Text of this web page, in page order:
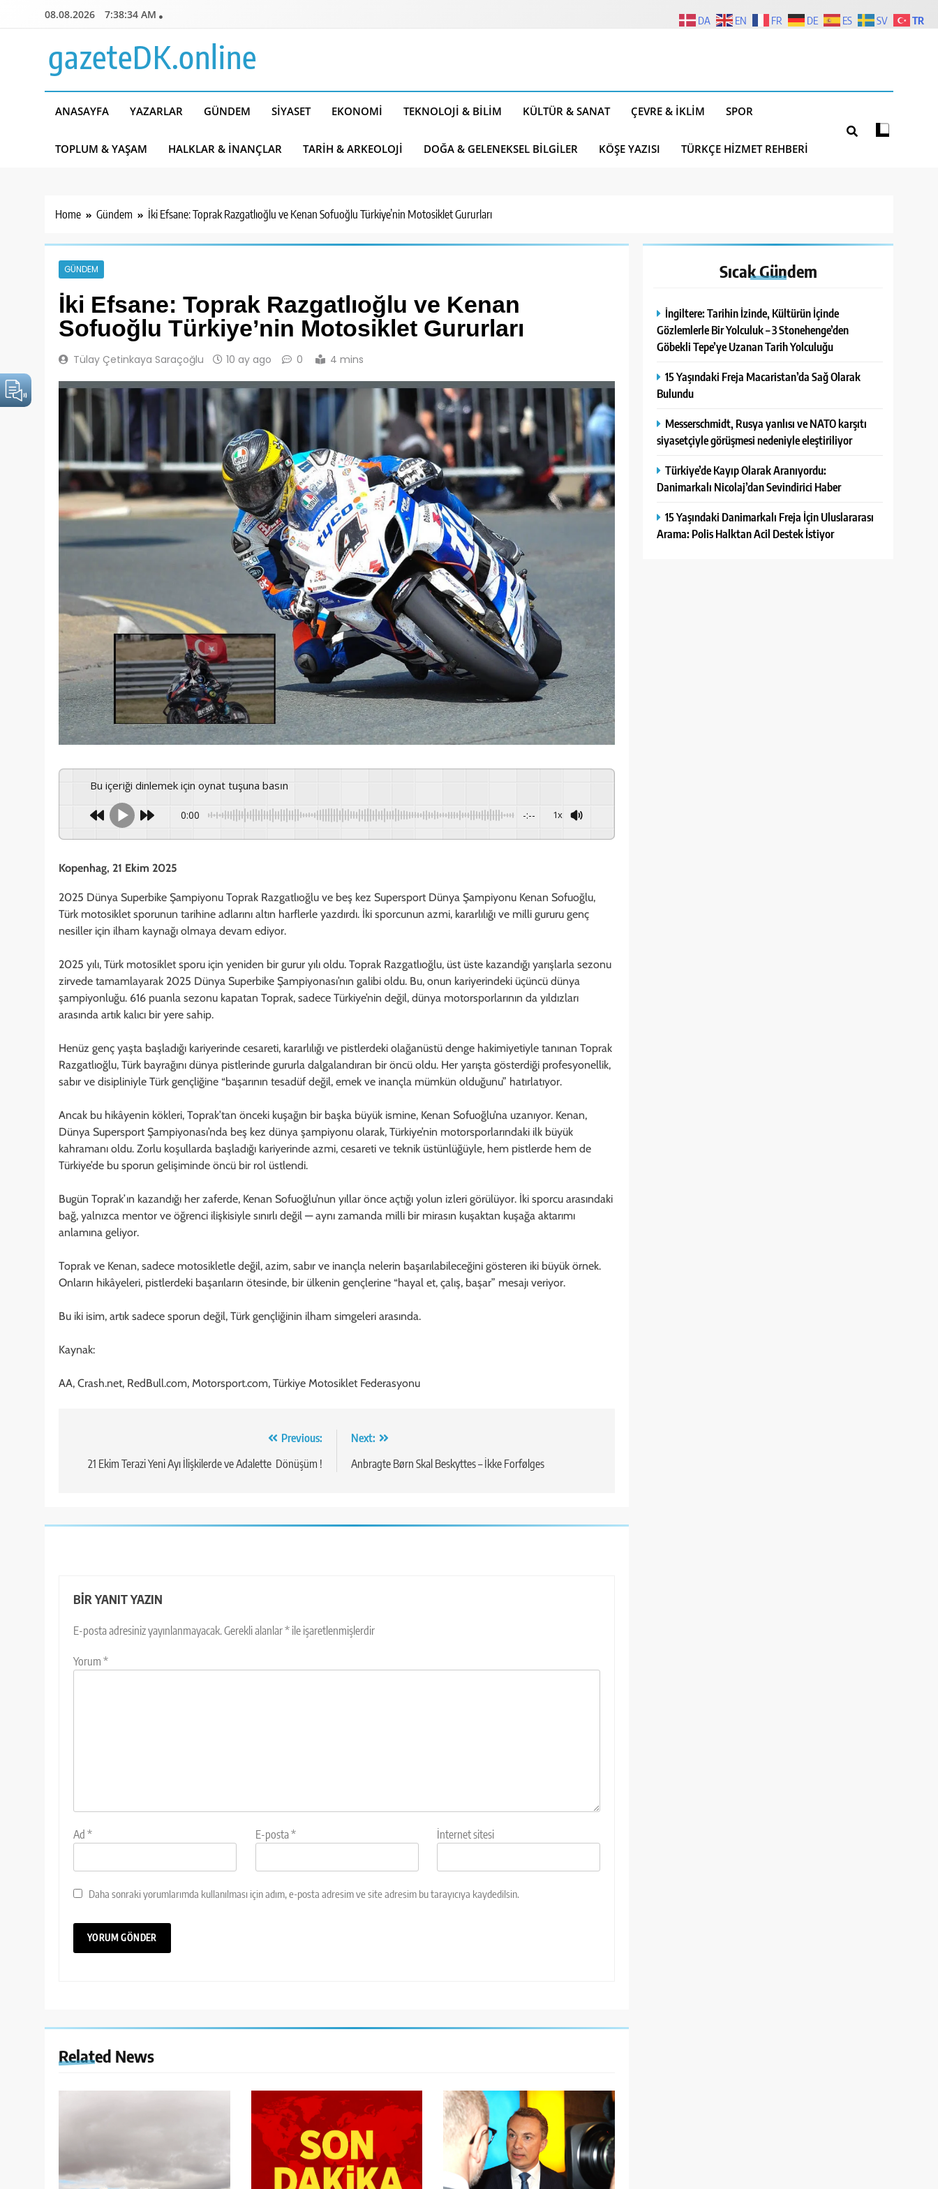
08.08.2026 7:38:35 AM
gazeteDK.online
ANASAYFA YAZARLAR GÜNDEM SIYASET EKONOMI TEKNOLOJI & BILIM KÜLTÜR & SANAT ÇEVRE & İKLIM SPOR
TOPLUM & YAŞAM HALKLAR & İNANÇLAR TARIH & ARKEOLOJI DOĞA & GELENEKSEL BILGILER KÖŞE YAZISI TÜRKÇE HIZMET REHBERI
Home Gündem İki Efsane: Toprak Razgatlıoğlu ve Kenan Sofuoğlu Türkiye’nin Motosiklet Gururları
GÜNDEM
İki Efsane: Toprak Razgatlıoğlu ve Kenan
Sofuoğlu Türkiye’nin Motosiklet Gururları
Tülay Çetinkaya Saraçoğlu 10 ay ago 0 4 mins
Bu içeriği dinlemek için oynat tuşuna basın
0:00 -:-- 1x
Kopenhag, 21 Ekim 2025
2025 Dünya Superbike Şampiyonu Toprak Razgatlıoğlu ve beş kez Supersport Dünya Şampiyonu Kenan Sofuoğlu,
Türk motosiklet sporunun tarihine adlarını altın harflerle yazdırdı. İki sporcunun azmi, kararlılığı ve milli gururu genç
nesiller için ilham kaynağı olmaya devam ediyor.
2025 yılı, Türk motosiklet sporu için yeniden bir gurur yılı oldu. Toprak Razgatlıoğlu, üst üste kazandığı yarışlarla sezonu
zirvede tamamlayarak 2025 Dünya Superbike Şampiyonası’nın galibi oldu. Bu, onun kariyerindeki üçüncü dünya
şampiyonluğu. 616 puanla sezonu kapatan Toprak, sadece Türkiye’nin değil, dünya motorsporlarının da yıldızları
arasında artık kalıcı bir yere sahip.
Henüz genç yaşta başladığı kariyerinde cesareti, kararlılığı ve pistlerdeki olağanüstü denge hakimiyetiyle tanınan Toprak
Razgatlıoğlu, Türk bayrağını dünya pistlerinde gururla dalgalandıran bir öncü oldu. Her yarışta gösterdiği profesyonellik,
sabır ve disipliniyle Türk gençliğine “başarının tesadüf değil, emek ve inançla mümkün olduğunu” hatırlatıyor.
Ancak bu hikâyenin kökleri, Toprak’tan önceki kuşağın bir başka büyük ismine, Kenan Sofuoğlu’na uzanıyor. Kenan,
Dünya Supersport Şampiyonası’nda beş kez dünya şampiyonu olarak, Türkiye’nin motorsporlarındaki ilk büyük
kahramanı oldu. Zorlu koşullarda başladığı kariyerinde azmi, cesareti ve teknik üstünlüğüyle, hem pistlerde hem de
Türkiye’de bu sporun gelişiminde öncü bir rol üstlendi.
Bugün Toprak’ın kazandığı her zaferde, Kenan Sofuoğlu’nun yıllar önce açtığı yolun izleri görülüyor. İki sporcu arasındaki
bağ, yalnızca mentor ve öğrenci ilişkisiyle sınırlı değil — aynı zamanda milli bir mirasın kuşaktan kuşağa aktarımı
anlamına geliyor.
Toprak ve Kenan, sadece motosikletle değil, azim, sabır ve inançla nelerin başarılabileceğini gösteren iki büyük örnek.
Onların hikâyeleri, pistlerdeki başarıların ötesinde, bir ülkenin gençlerine “hayal et, çalış, başar” mesajı veriyor.
Bu iki isim, artık sadece sporun değil, Türk gençliğinin ilham simgeleri arasında.
Kaynak:
AA, Crash.net, RedBull.com, Motorsport.com, Türkiye Motosiklet Federasyonu
gezinmesi
Previous:
​21 Ekim Terazi Yeni Ayı İlişkilerde ve Adalette Dönüşüm !
Next:
Anbragte Børn Skal Beskyttes – İkke Forfølges
BIR YANIT YAZIN
E-posta adresiniz yayınlanmayacak.Gerekli alanlar* ile işaretlenmişlerdir
Yorum *
Ad * E-posta* İnternet sitesi
Daha sonraki yorumlarımda kullanılması için adım, e-posta adresim ve site adresim bu tarayıcıya kaydedilsin.
Related News
SıcakGündem
İngiltere: Tarihin İzinde, Kültürün İçinde
Gözlemlerle Bir Yolculuk – 3 Stonehenge’den
Göbekli Tepe’ye Uzanan Tarih Yolculuğu
15 Yaşındaki Freja Macaristan’da Sağ Olarak
Bulundu
Messerschmidt, Rusya yanlısı ve NATO karşıtı
siyasetçiyle görüşmesi nedeniyle eleştiriliyor
Türkiye’de Kayıp Olarak Aranıyordu:
Danimarkalı Nicolaj’dan Sevindirici Haber
15 Yaşındaki Danimarkalı Freja İçin Uluslararası
Arama: Polis Halktan Acil Destek İstiyor
DA EN FR DE ES SV TR